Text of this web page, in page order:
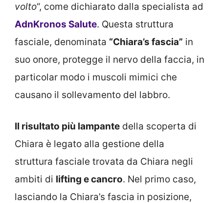
volto“, come dichiarato dalla specialista ad
AdnKronos Salute. Questa struttura
fasciale, denominata “Chiara’s fascia” in
suo onore, protegge il nervo della faccia, in
particolar modo i muscoli mimici che
causano il sollevamento del labbro.
Il risultato più lampante della scoperta di
Chiara è legato alla gestione della
struttura fasciale trovata da Chiara negli
ambiti di lifting e cancro. Nel primo caso,
lasciando la Chiara’s fascia in posizione,